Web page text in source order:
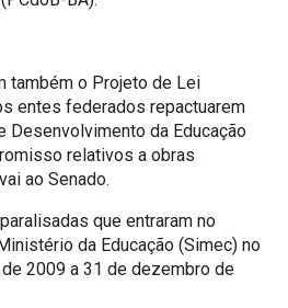
também o Projeto de Lei
entes federados repactuarem
Desenvolvimento da Educação
relativos a obras
ao Senado.
que entraram no
da Educação (Simec) no
2009 a 31 de dezembro de